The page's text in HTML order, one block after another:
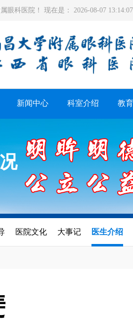
眼科医院！ 现在是： 2026-08-07
新闻中心 科室介绍 教
医院文化 大事记 医生介绍